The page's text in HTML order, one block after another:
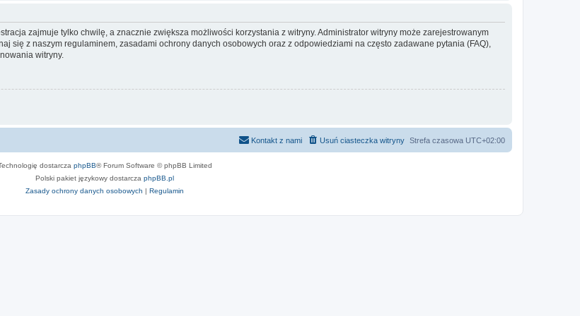
zajmuje tylko chwilę, a znacznie zwiększa możliwości korzystania z witryny. Administrator witryny może zarejestrowanym
się z naszym regulaminem, zasadami ochrony danych osobowych oraz z odpowiedziami na często zadawane pytania (FAQ),
witryny.
Strefa czasowa UTC+02:00
Usuń ciasteczka witryny
Kontakt z nami
dostarcza phpBB® Forum Software © phpBB Limited
Polski pakiet językowy dostarcza phpBB.pl
Zasady ochrony danych osobowych | Regulamin